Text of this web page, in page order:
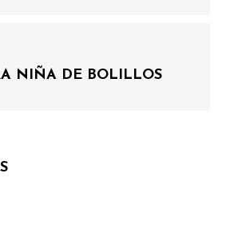
NIÑA DE BOLILLOS